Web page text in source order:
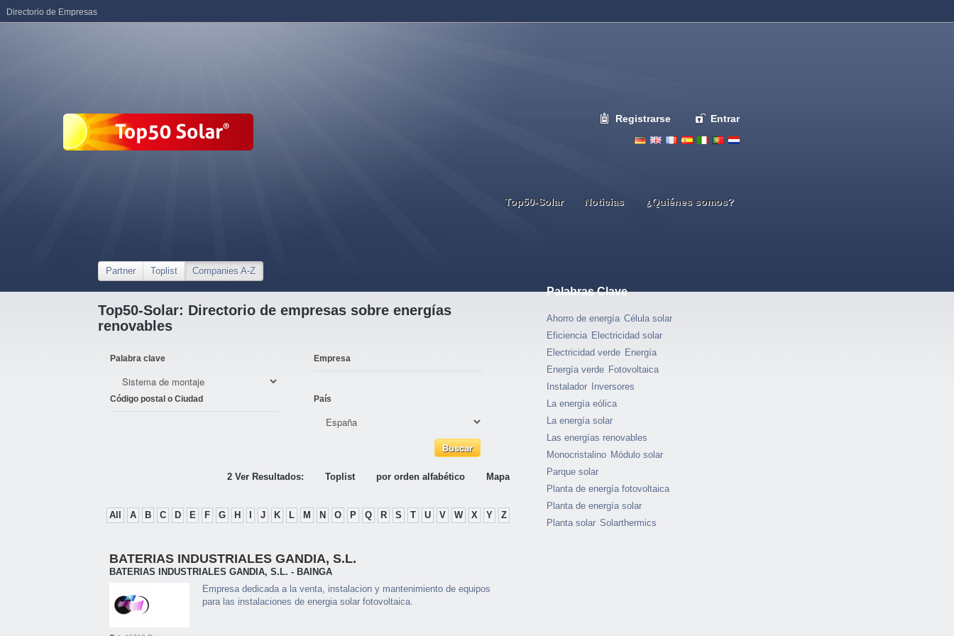
Registrarse Entrar
Top50-Solar Noticias ¿Quiénes somos?
Partner Toplist Companies A-Z
Top50-Solar: Directorio de empresas sobre energías
renovables
Palabra clave Empresa
Código postal o Ciudad País
2 Ver Resultados: Toplist por orden alfabético Mapa
All A B C D E F G H J K L M N O P Q R S T U V W X Y Z
BATERIAS INDUSTRIALES GANDIA, S.L.
BATERIAS INDUSTRIALES GANDIA, S.L. - BAINGA
Empresa dedicada a la venta, instalacion y mantenimiento de equipos
para las instalaciones de energia solar fotovoltaica.
Palabras Clave
Ahorro de energía Célula solar
Eficiencia Electricidad solar
Electricidad verde Energía
Energía verde Fotovoltaica
Instalador
Inversores
La energía eólica
La energía solar
Las energías renovables
Monocristalino Módulo solar
Parque solar
Planta de energía fotovoltaica
Planta de energía solar
Planta solar Solarthermics
Directorio de Empresas